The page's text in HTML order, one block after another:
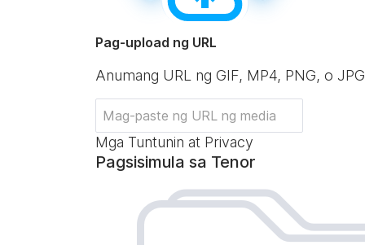
Pag-upload ng URL
Anumang URL ng GIF, MP4, PNG, o JPG
Mga Tuntunin at Privacy
Pagsisimula sa Tenor